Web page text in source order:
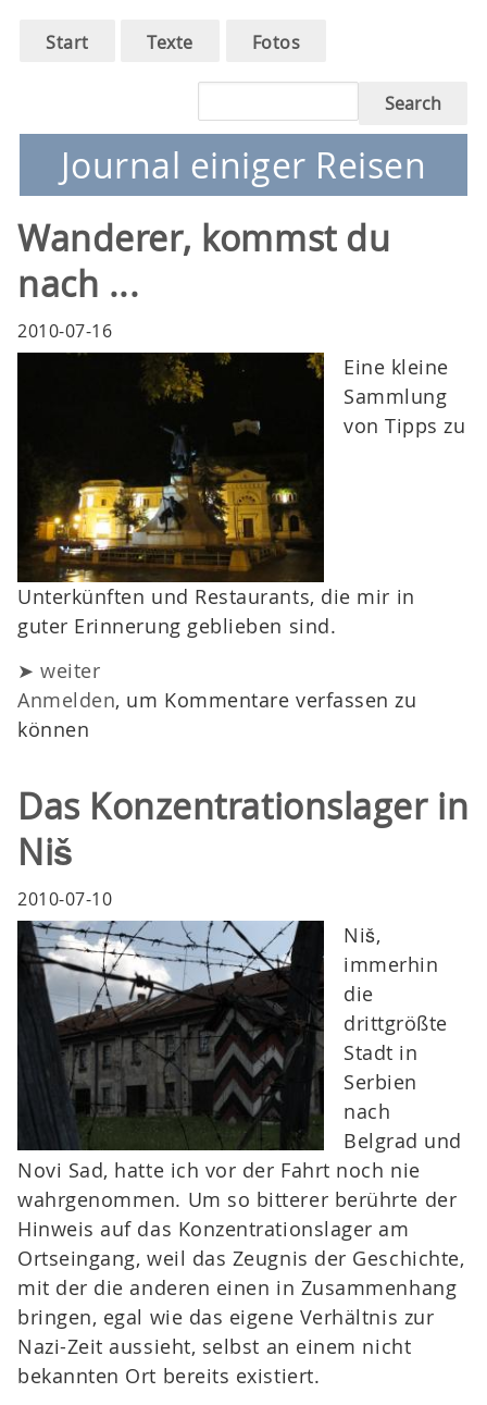
Skip
Main
Start Texte Fotos
Journal einiger Reisen
Wanderer, kommst du
nach ...
2010-07-16
Eine kleine
Sammlung
von Tipps zu
Unterkünften und Restaurants, die mir in
guter Erinnerung geblieben sind.
➤ weiter
Anmelden, um Kommentare verfassen zu
können
Das Konzentrationslager in
Niš
2010-07-10
Niš,
immerhin
die
drittgrößte
Stadt in
Serbien
nach
Belgrad und
Novi Sad, hatte ich vor der Fahrt noch nie
wahrgenommen. Um so bitterer berührte der
Hinweis auf das Konzentrationslager am
Ortseingang, weil das Zeugnis der Geschichte,
mit der die anderen einen in Zusammenhang
bringen, egal wie das eigene Verhältnis zur
Nazi-Zeit aussieht, selbst an einem nicht
bekannten Ort bereits existiert.